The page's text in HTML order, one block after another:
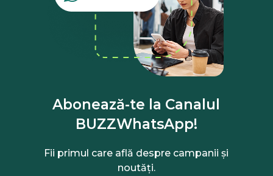
Abonează-te la Canalul
BUZZWhatsApp!
Fii primul care află despre campanii și
noutăți.